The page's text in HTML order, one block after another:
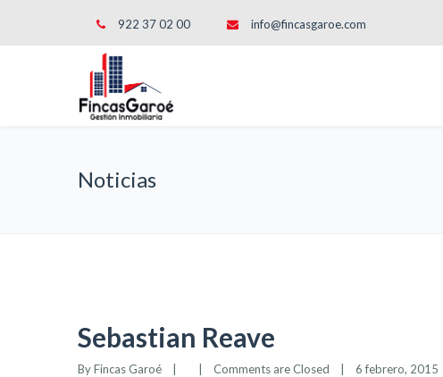
922 37 02 00 info@fincasgaroe.com
Noticias
Sebastian Reave
By Fincas Garoé Comments are Closed 6 febrero, 2015